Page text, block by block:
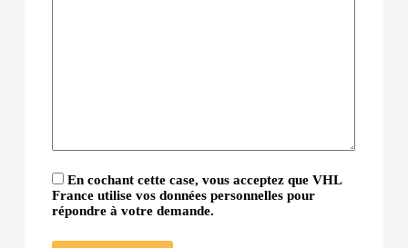
En cochant cette case, vous acceptez que VHL
France utilise vos données personnelles pour
répondre à votre demande.